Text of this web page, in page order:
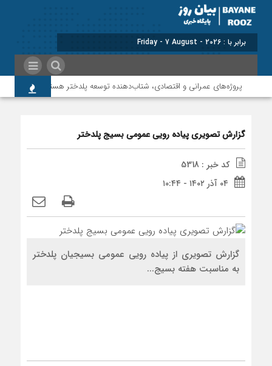
برابر با : Friday - 7 August - 2026
پروژه‌های عمرانی و اقتصادی، شتاب‌دهنده توسعه پلدختر هستند
گزارش تصویری پیاده رویی عمومی بسیج پلدختر
کد خبر : 5318
۰۴ آذر ۱۴۰۲ - ۱۰:۴۴
گزارش تصویری از پیاده رویی عمومی بسیجیان پلدختر
به مناسبت هفته بسیج...